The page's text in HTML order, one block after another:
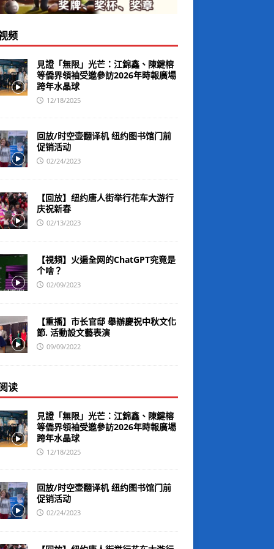
频
見證「無限」光芒：江錦鑫、陳鍵榕
等僑界領袖受邀參訪2026年時報廣場
跨年水晶球
12/18/2025
回放/时空壶翻译机 纽约图书馆门前
促销活动
02/24/2023
【回放】纽约唐人街举行花车大游行
庆祝新春
02/13/2023
【視頻】火遍全网的ChatGPT究竟是
个啥？
02/09/2023
【重播】市长官邸 舉辦慶祝中秋文化
節. 活動設文藝表演
09/09/2022
读
見證「無限」光芒：江錦鑫、陳鍵榕
等僑界領袖受邀參訪2026年時報廣場
跨年水晶球
12/18/2025
回放/时空壶翻译机 纽约图书馆门前
促销活动
02/24/2023